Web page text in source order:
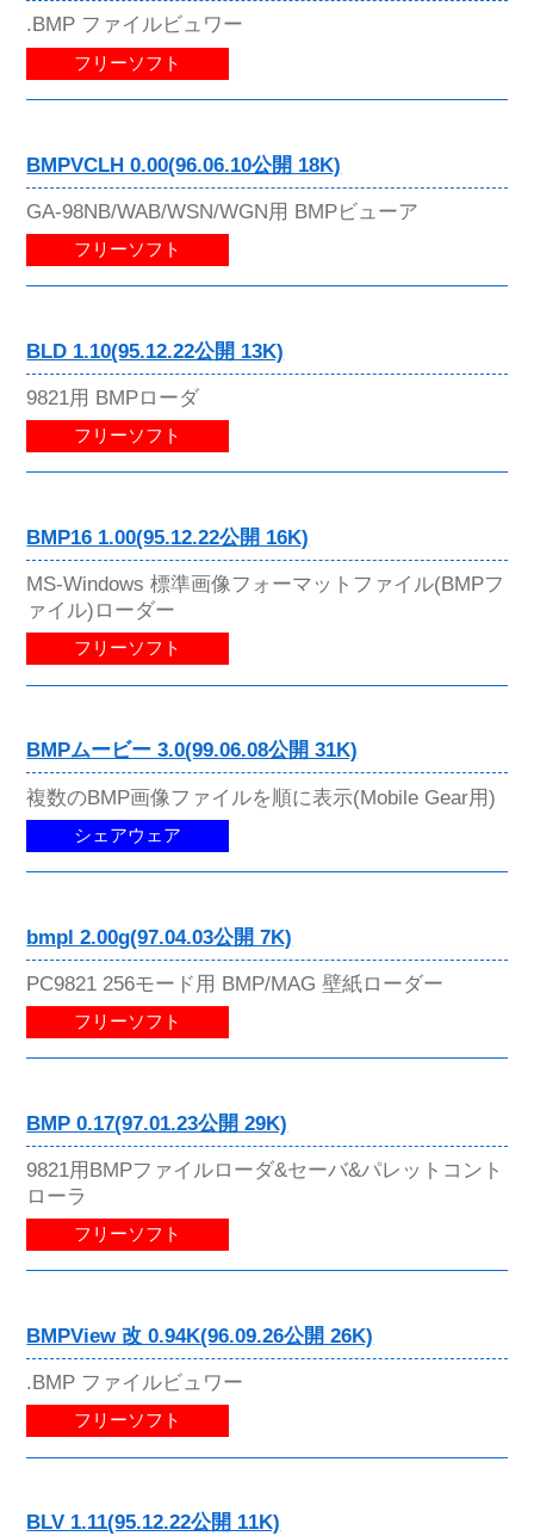
.BMP ファイルビュワー
フリーソフト
BMPVCLH 0.00(96.06.10公開 18K)
GA-98NB/WAB/WSN/WGN用 BMPビューア
フリーソフト
BLD 1.10(95.12.22公開 13K)
9821用 BMPローダ
フリーソフト
BMP16 1.00(95.12.22公開 16K)
MS-Windows 標準画像フォーマットファイル(BMPフ
ァイル)ローダー
フリーソフト
BMPムービー 3.0(99.06.08公開 31K)
複数のBMP画像ファイルを順に表示(Mobile Gear用)
シェアウェア
bmpl 2.00g(97.04.03公開 7K)
PC9821 256モード用 BMP/MAG 壁紙ローダー
フリーソフト
BMP 0.17(97.01.23公開 29K)
9821用BMPファイルローダ&セーバ&パレットコント
ローラ
フリーソフト
BMPView 改 0.94K(96.09.26公開 26K)
.BMP ファイルビュワー
フリーソフト
BLV 1.11(95.12.22公開 11K)